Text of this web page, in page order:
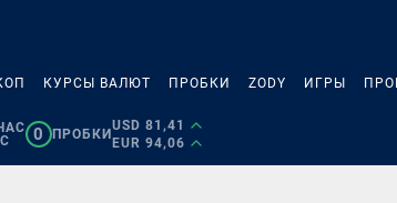
КУРСЫ ВАЛЮТ ПРОБКИ ZODY ИГРЫ
0 ПРОБКИ
USD 81,41
EUR 94,06